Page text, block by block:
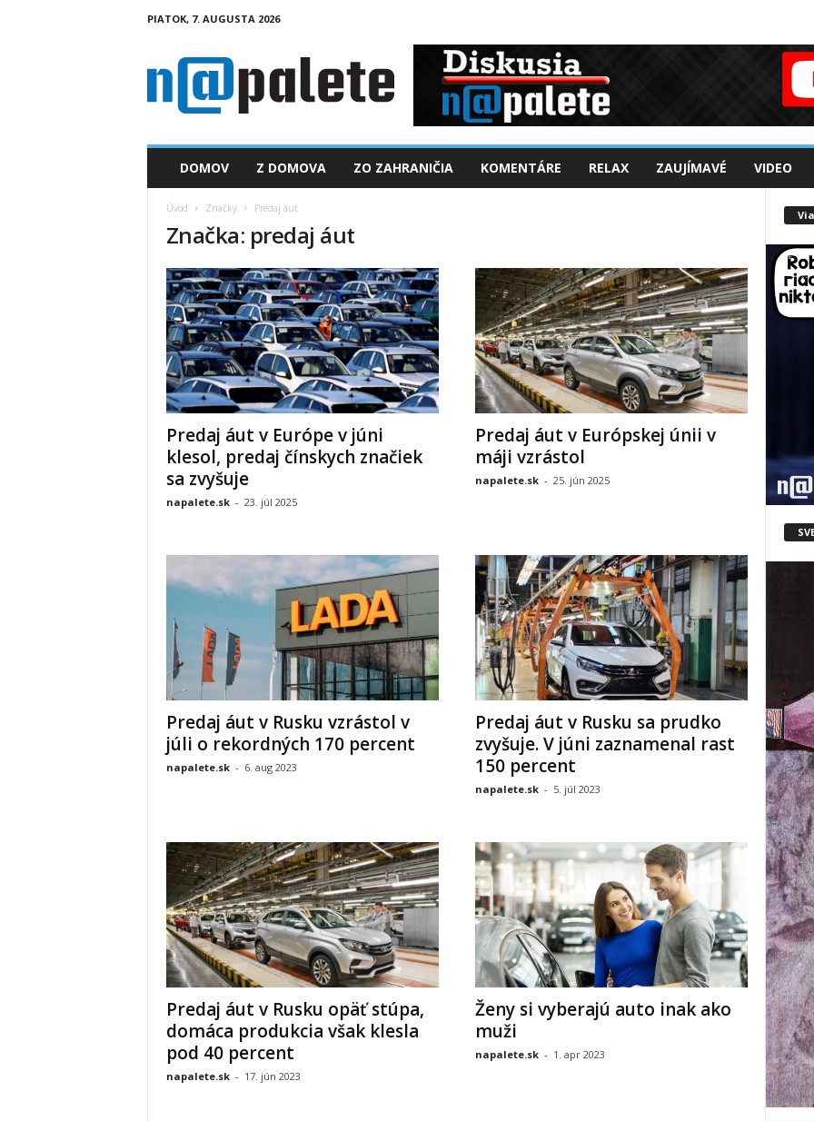
PIATOK, 7. AUGUSTA 2026
a
DOMOV Z DOMOVA ZO ZAHRANIČIA KOMENTÁRE RELAX ZAUJÍMAVÉ VIDEO
Úvod Značky Predaj áut
Značka: predaj áut
Predaj áut v Európe v júni
klesol, predaj čínskych značiek
sa zvyšuje
napalete.sk - 23. júl 2025
Predaj áut v Európskej únii v
máji vzrástol
napalete.sk - 25. jún 2025
Predaj áut v Rusku vzrástol v
júli o rekordných 170 percent
napalete.sk - 6. aug 2023
Predaj áut v Rusku sa prudko
zvyšuje. V júni zaznamenal rast
150 percent
napalete.sk - 5. júl 2023
Predaj áut v Rusku opäť stúpa,
domáca produkcia však klesla
pod 40 percent
napalete.sk - 17. jún 2023
Ženy si vyberajú auto inak ako
muži
napalete.sk - 1. apr 2023